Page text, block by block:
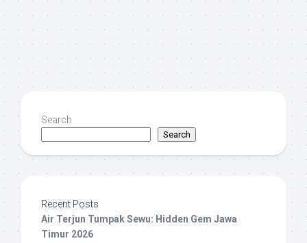
Search
Search
Recent Posts
Air Terjun Tumpak Sewu: Hidden Gem Jawa
Timur 2026